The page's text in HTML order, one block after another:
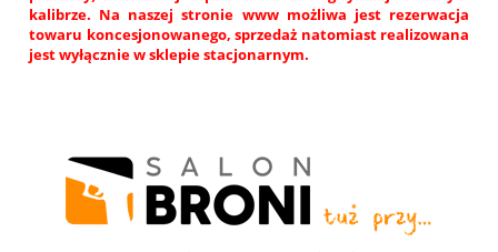
kalibrze. Na naszej stronie www możliwa jest rezerwacja
towaru koncesjonowanego, sprzedaż natomiast realizowana
jest wyłącznie w sklepie stacjonarnym.